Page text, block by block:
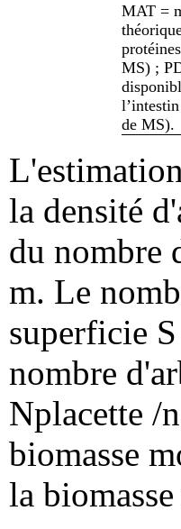
MAT =
MS) ;
de MS).
la densité
du nombre
m. Le
superficie
nombre
Nplacette /
biomasse
la